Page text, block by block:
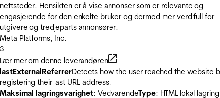
nettsteder. Hensikten er å vise annonser som er relevante og
engasjerende for den enkelte bruker og dermed mer verdifull for
utgivere og tredjeparts annonsører.
Meta Platforms, Inc.
3
Lær mer om denne leverandøren
lastExternalReferrerDetects how the user reached the website
registering their last URL-address.
Maksimal lagringsvarighet: VedvarendeType: HTML lokal lagring